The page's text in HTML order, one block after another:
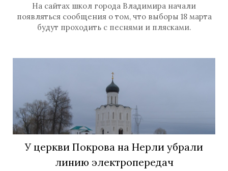
На сайтах школ города Владимира начали
появляться сообщения о том, что выборы 18 марта
будут проходить с песнями и плясками.
У церкви Покрова на Нерли убрали
линию электропередач